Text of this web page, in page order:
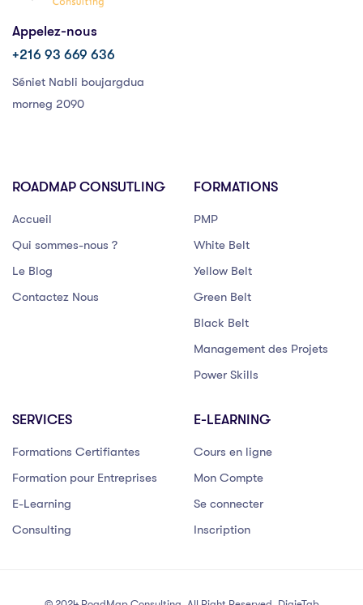
Appelez-nous
+216 93 669 636
Séniet Nabli boujargdua
morneg 2090
ROADMAP CONSUTLING
Accueil
Qui sommes-nous ?
Le Blog
Contactez Nous
FORMATIONS
PMP
White Belt
Yellow Belt
Green Belt
Black Belt
Management des Projets
Power Skills
SERVICES
Formations Certifiantes
Formation pour Entreprises
E-Learning
Consulting
E-LEARNING
Cours en ligne
Mon Compte
Se connecter
Inscription